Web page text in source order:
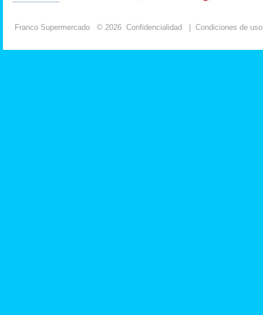
Franco Supermercado © 2026 Confidencialidad Condiciones de uso